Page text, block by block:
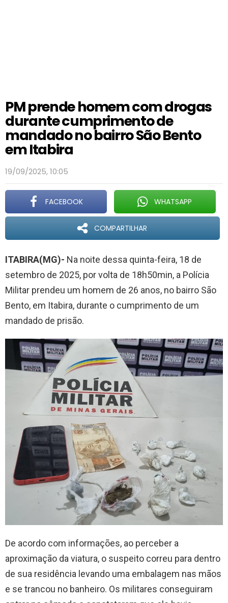
PM prende homem com drogas
durante cumprimento de
mandado no bairro São Bento
em Itabira
19/09/2025, 10:05
FACEBOOK WHATSAPP
COMPARTILHAR
ITABIRA(MG)- Na noite dessa quinta-feira, 18 de
setembro de 2025, por volta de 18h50min, a Polícia
Militar prendeu um homem de 26 anos, no bairro São
Bento, em Itabira, durante o cumprimento de um
mandado de prisão.
De acordo com informações, ao perceber a
aproximação da viatura, o suspeito correu para dentro
de sua residência levando uma embalagem nas mãos
e se trancou no banheiro. Os militares conseguiram